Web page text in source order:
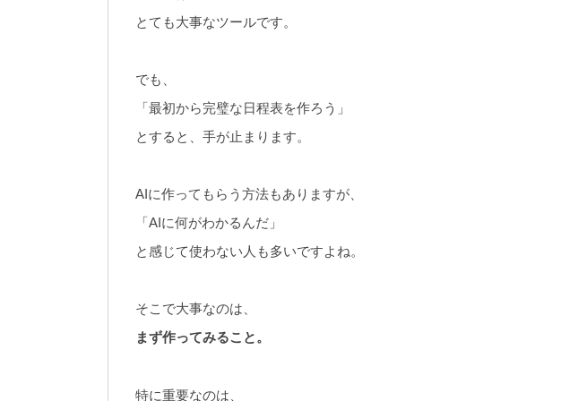
とても大事なツールです。
でも、
「最初から完璧な日程表を作ろう」
とすると、手が止まります。
AIに作ってもらう方法もありますが、
「AIに何がわかるんだ」
と感じて使わない人も多いですよね。
そこで大事なのは、
まず作ってみること。
特に重要なのは、